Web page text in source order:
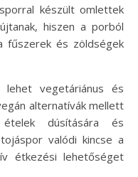
készült omlettek
hiszen a porból
fűszerek és zöldségek
vegetáriánus és
alternatívák mellett
dúsítására és
valódi kincse a
étkezési lehetőséget